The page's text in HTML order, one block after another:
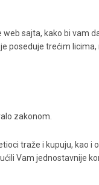
sajta, kako bi vam
poseduje trećim licima,
zakonom.
traže i kupuju, kao i
Vam jednostavnije